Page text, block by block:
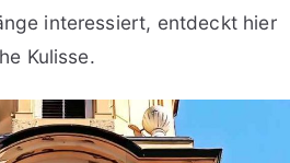
interessiert, entdeckt hier
Kulisse.